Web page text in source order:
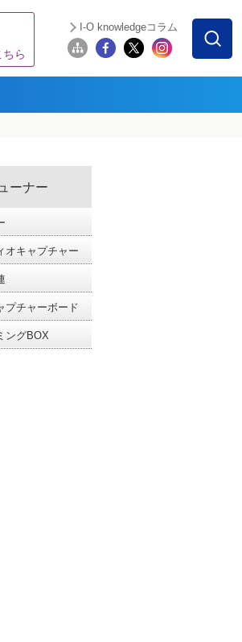
ら
I-O knowledgeコラム
ーナー
オキャプチャー
プチャーボード
ングBOX